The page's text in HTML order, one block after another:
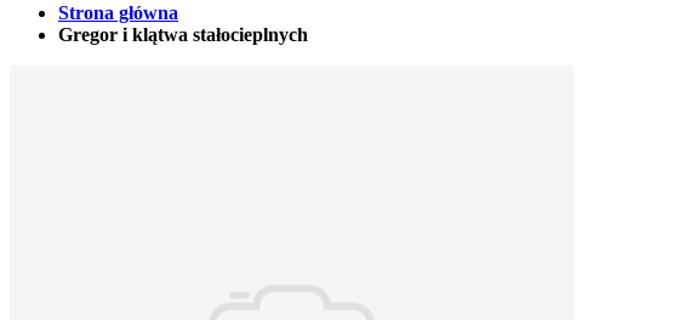
Strona główna
Gregor i klątwa stałocieplnych